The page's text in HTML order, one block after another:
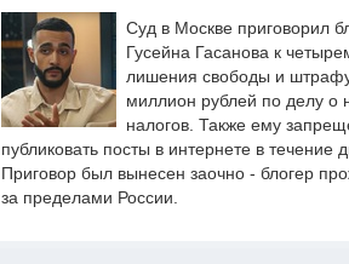
Суд в Москве приговорил
Гусейна Гасанова к
лишения свободы и
миллион рублей по делу о
налогов. Также ему
публиковать посты в интернете в течение
Приговор был вынесен заочно - блогер
за пределами России.